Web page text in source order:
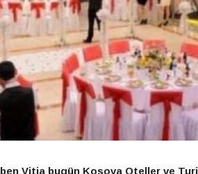
Vitia bugün Kosova Oteller ve